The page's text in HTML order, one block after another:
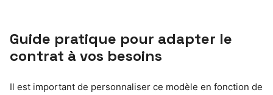
Guide pratique pour adapter le
contrat à vos besoins
Il est important de personnaliser ce modèle en fonction de